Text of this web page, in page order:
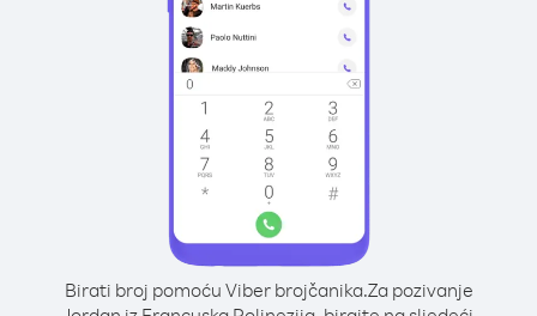
Birati broj pomoću Viber brojčanika.Za pozivanje